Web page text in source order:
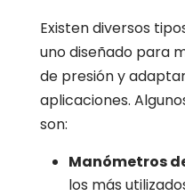
Existen diversos
uno diseñado para
de presión y
aplicaciones.
son:
Manómetros
los más